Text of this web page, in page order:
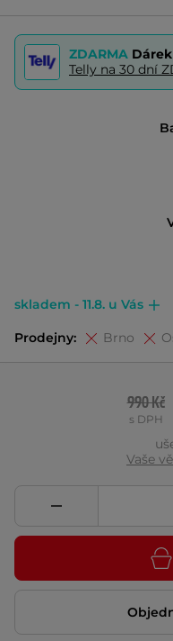
ZDARMA
Telly na 30 dní
skladem - 11.8. u Vás
Prodejny: Brno
990 Kč
s DPH
Vaše